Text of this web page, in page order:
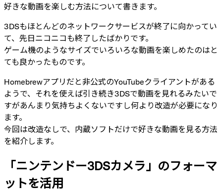
好きな動画を楽しむ方法について書きます。
3DSもほとんどのネットワークサービスが終了に向かってい
て、先日ニコニコも終了したばかりです。
ゲーム機のようなサイズでいろいろな動画を楽しめたのはと
ても良かったものです。
Homebrewアプリだと非公式のYouTubeクライアントがある
ようで、それを使えば引き続き3DSで動画を見れるみたいで
すがあんまり気持ちよくないですし何より改造が必要になり
ます。
今回は改造なしで、内蔵ソフトだけで好きな動画を見る方法
を紹介します。
「ニンテンドー3DSカメラ」のフォーマ
ットを活用